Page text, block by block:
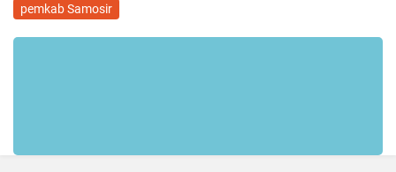
pemkab Samosir